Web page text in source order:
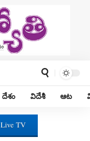
దేశం విదేశీ ఆట
Live TV